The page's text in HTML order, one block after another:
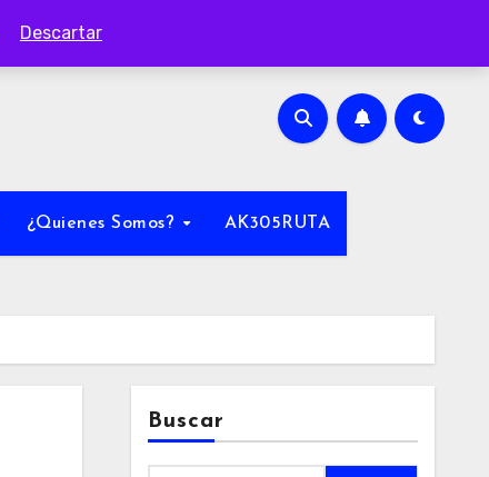
Descartar
¿Quienes Somos? AK305RUTA
Buscar